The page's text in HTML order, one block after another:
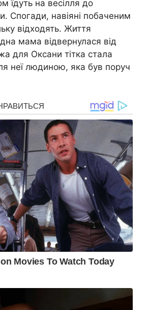
їдуть на весілля до
Спогади, навіяні побаченим
відходять. Життя
мама відвернулася від
для Оксани тітка стала
неї людиною, яка був поруч